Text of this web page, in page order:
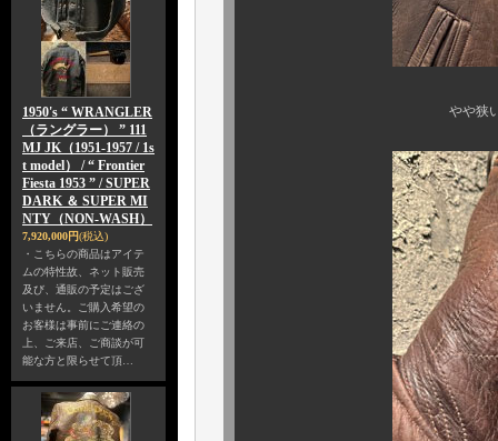
1950's “ WRANGLER
（ラングラー） ” 111
MJ JK（1951-1957 / 1s
t model） / “ Frontier
Fiesta 1953 ” / SUPER
DARK ＆ SUPER MI
NTY（NON-WASH）
7,920,000円(税込)
・こちらの商品はアイテ
ムの特性故、ネット販売
及び、通販の予定はござ
いません。ご購入希望の
お客様は事前にご連絡の
上、ご来店、ご商談が可
能な方と限らせて頂…
やや狭いボタン配列